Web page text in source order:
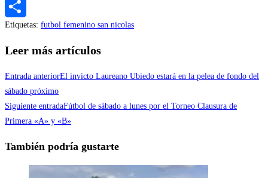
Messenger
Compartir
Etiquetas: futbol femenino san nicolas
Leer más artículos
Entrada anteriorEl invicto Laureano Ubiedo estará en la pelea de fondo del
sábado próximo
Siguiente entradaFútbol de sábado a lunes por el Torneo Clausura de
Primera «A» y «B»
También podría gustarte